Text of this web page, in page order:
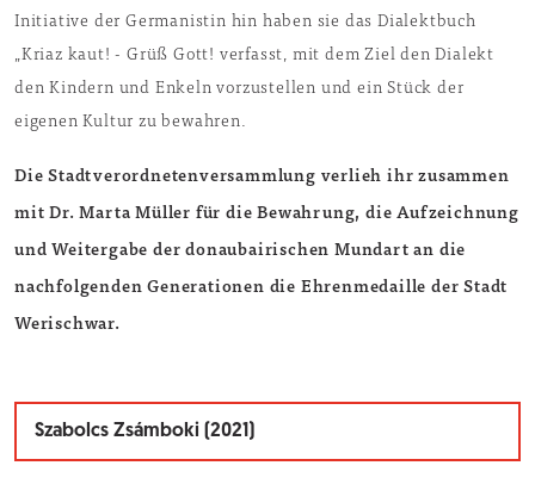
Initiative der Germanistin hin haben sie das Dialektbuch
„Kriaz kaut! - Grüß Gott! verfasst, mit dem Ziel den Dialekt
den Kindern und Enkeln vorzustellen und ein Stück der
eigenen Kultur zu bewahren.
Die Stadtverordnetenversammlung verlieh ihr zusammen
mit Dr. Marta Müller für die Bewahrung, die Aufzeichnung
und Weitergabe der donaubairischen Mundart an die
nachfolgenden Generationen die Ehrenmedaille der Stadt
Werischwar.
Szabolcs Zsámboki (2021)